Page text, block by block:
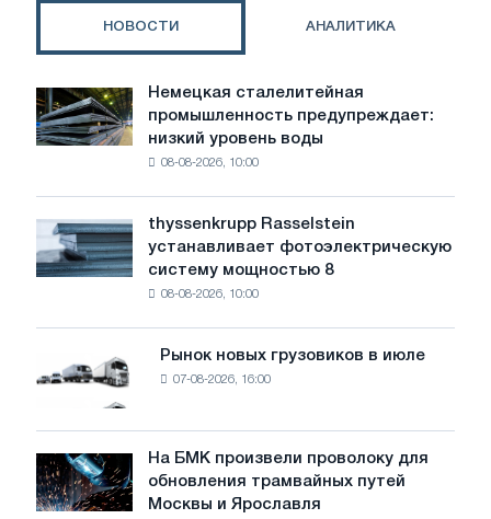
НОВОСТИ АНАЛИТИКА
Немецкая
сталелитейная
промышленность
предупреждает:
воды
угрожает
безопасности
Немецкая сталелитейная
промышленность предупреждает:
низкий уровень воды
08-08-2026, 10:00
thyssenkrupp
Rasselstein
устанавливает
фотоэлектрическую
достижения
целей
обезуглероживания
thyssenkrupp Rasselstein
устанавливает фотоэлектрическую
систему мощностью 8
08-08-2026, 10:00
Рынок
новых
грузовиков
в
июле
Рынок новых грузовиков в июле
07-08-2026, 16:00
На
БМК
произвели
На БМК произвели проволоку для
обновления трамвайных путей
Москвы и Ярославля